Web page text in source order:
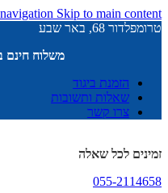
Skip to main content
טרומפלדור 68, באר שבע
משלוח חינם
הזמנת ביגוד
שאלות ותשובות
צרו קשר
זמינים לכל שאלה
055-2114658